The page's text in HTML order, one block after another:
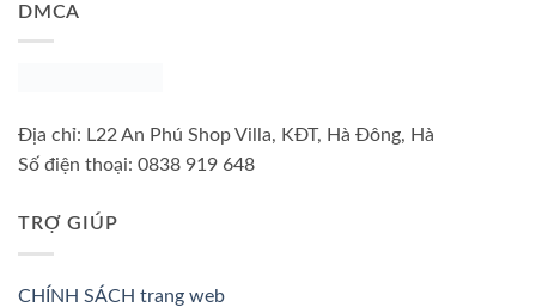
DMCA
Địa chỉ: L22 An Phú Shop Villa, KĐT, Hà Đông, Hà
Số điện thoại: 0838 919 648
TRỢ GIÚP
CHÍNH SÁCH trang web